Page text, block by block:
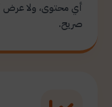
أي محتوى، ولا عرض
صريح.